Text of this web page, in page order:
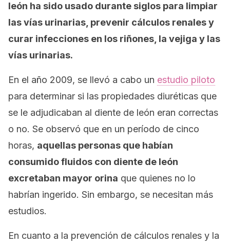
león ha sido usado durante siglos para limpiar
las vías urinarias, prevenir cálculos renales y
curar infecciones en los riñones, la vejiga y las
vías urinarias.
En el año 2009, se llevó a cabo un estudio piloto
para determinar si las propiedades diuréticas que
se le adjudicaban al diente de león eran correctas
o no. Se observó que en un período de cinco
horas, aquellas personas que habían
consumido fluidos con diente de león
excretaban mayor orina que quienes no lo
habrían ingerido. Sin embargo, se necesitan más
estudios.
En cuanto a la prevención de cálculos renales y la